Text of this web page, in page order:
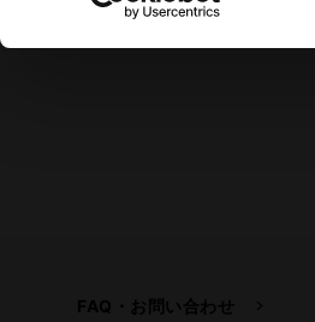
FAQ・お問い合わせ